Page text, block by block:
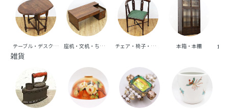
テーブル・デスク・机 座机・文机・ちゃぶ台 チェア・椅子・ベンチ・ソファ 本箱・本棚 食器
雑貨